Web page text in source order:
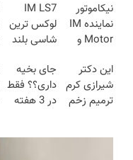
نیکاموتور
نماینده IM
Motor و
در ایران
IM LS7
لوکس ترین
شاسی بلند
این دکتر
شیرازی کرم
ترمیم زخم
جای بخیه
داری؟؟ فقط
در 3 هفته